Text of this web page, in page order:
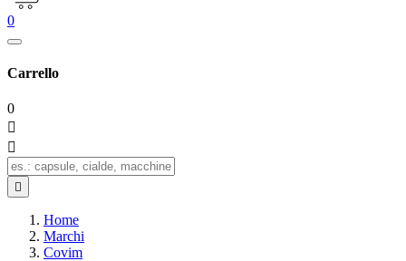
0
Carrello
0



Home
Marchi
Covim